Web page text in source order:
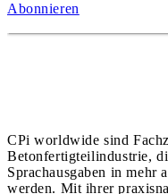
Abonnieren
CPi worldwide sind
Betonfertigteilindustrie,
Sprachausgaben in mehr
werden. Mit ihrer